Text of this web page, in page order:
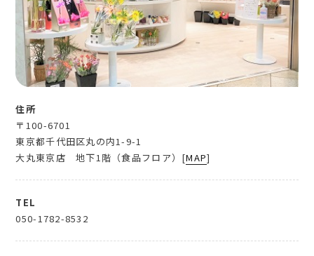
住所
〒100-6701
東京都千代田区丸の内1-9-1
大丸東京店 地下1階（食品フロア）[MAP]
TEL
050-1782-8532